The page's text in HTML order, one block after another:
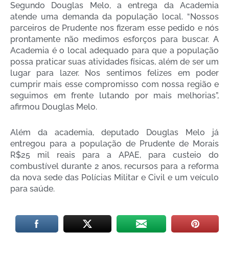
Segundo Douglas Melo, a entrega da Academia
atende uma demanda da população local. “Nossos
parceiros de Prudente nos fizeram esse pedido e nós
prontamente não medimos esforços para buscar. A
Academia é o local adequado para que a população
possa praticar suas atividades físicas, além de ser um
lugar para lazer. Nos sentimos felizes em poder
cumprir mais esse compromisso com nossa região e
seguimos em frente lutando por mais melhorias”,
afirmou Douglas Melo.
Além da academia, deputado Douglas Melo já
entregou para a população de Prudente de Morais
R$25 mil reais para a APAE, para custeio do
combustível durante 2 anos, recursos para a reforma
da nova sede das Polícias Militar e Civil e um veículo
para saúde.